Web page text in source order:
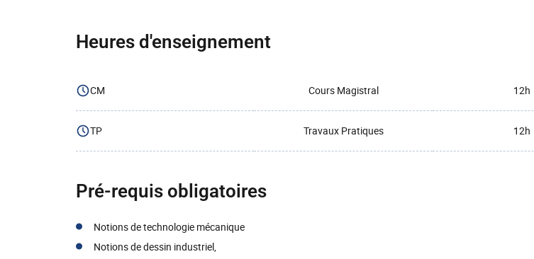
Heures d'enseignement
CM Cours Magistral 12h
TP Travaux Pratiques 12h
Pré-requis obligatoires
Notions de technologie mécanique
Notions de dessin industriel,